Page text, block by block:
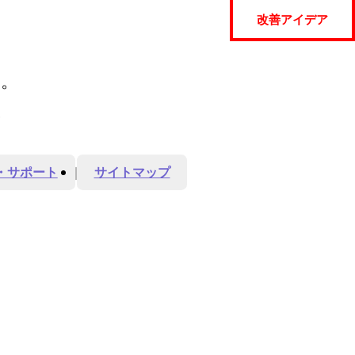
改善アイデア
サポート サイトマップ